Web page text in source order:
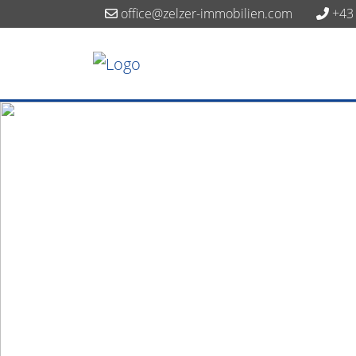
office@zelzer-immobilien.com